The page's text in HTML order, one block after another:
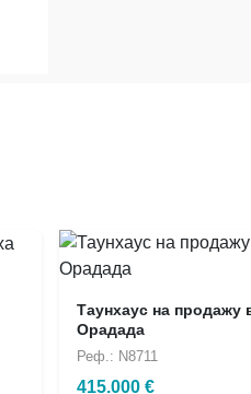
Таунхаус на продажу
Орадада
Реф.: N8711
415.000 €